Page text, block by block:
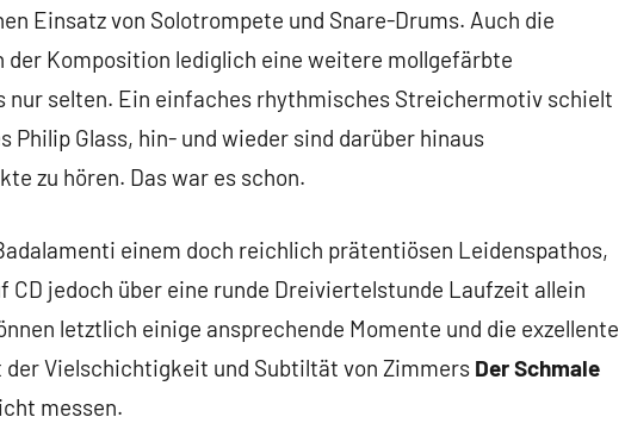
Einsatz von Solotrompete und Snare-Drums. Auch die
der Komposition lediglich eine weitere mollgefärbte
nur selten. Ein einfaches rhythmisches Streichermotiv schielt
Philip Glass, hin- und wieder sind darüber hinaus
zu hören. Das war es schon.
einem doch reichlich prätentiösen Leidenspathos,
CD jedoch über eine runde Dreiviertelstunde Laufzeit allein
letztlich einige ansprechende Momente und die exzellente
Vielschichtigkeit und Subtiltät von Zimmers Der Schmale
messen.